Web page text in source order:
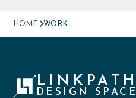
HOME WORK
LINKPATH
DESIGN SPACE